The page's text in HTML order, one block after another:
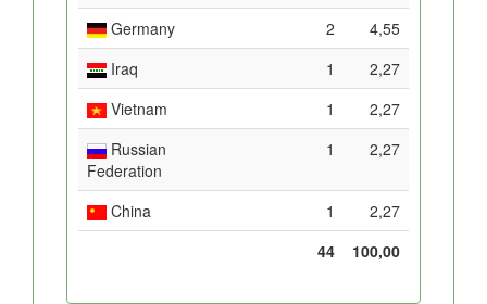
Germany
2
4,55
Iraq
1
2,27
Vietnam
1
2,27
Russian
Federation
1 2,27
China 1
2,27
44
100,00